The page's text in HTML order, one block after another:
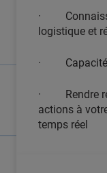
·
logistique et
· Capacité
· Rendre
actions à
temps réel